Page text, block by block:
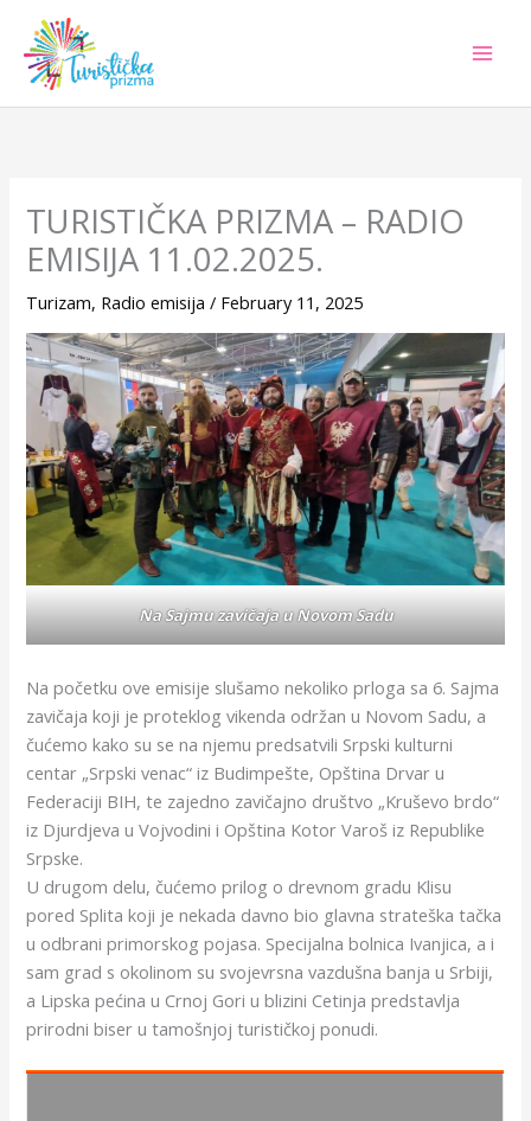
content
TURISTIČKA PRIZMA – RADIO
EMISIJA 11.02.2025.
Turizam, Radio emisija / February 11, 2025
Na Sajmu zavičaja u Novom Sadu
Na početku ove emisije slušamo nekoliko prloga sa 6. Sajma
zavičaja koji je proteklog vikenda održan u Novom Sadu, a
čućemo kako su se na njemu predsatvili Srpski kulturni
centar „Srpski venac“ iz Budimpešte, Opština Drvar u
Federaciji BIH, te zajedno zavičajno društvo „Kruševo brdo“
iz Djurdjeva u Vojvodini i Opština Kotor Varoš iz Republike
Srpske.
U drugom delu, čućemo prilog o drevnom gradu Klisu
pored Splita koji je nekada davno bio glavna strateška tačka
u odbrani primorskog pojasa. Specijalna bolnica Ivanjica, a i
sam grad s okolinom su svojevrsna vazdušna banja u Srbiji,
a Lipska pećina u Crnoj Gori u blizini Cetinja predstavlja
prirodni biser u tamošnjoj turističkoj ponudi.